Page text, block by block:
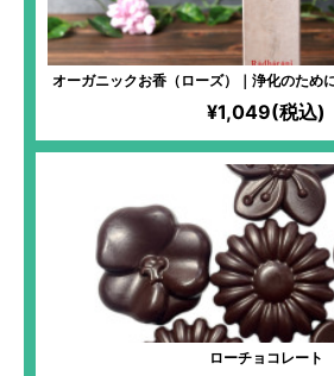
オーガニックお香（ローズ）｜浄化のため
地「ヴリンダーヴァン」から生まれた儀式
香。空間浄化・心のデトッ
¥1,049(税込)
ローチョコレート